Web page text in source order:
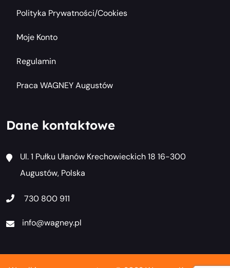
Polityka Prywatności/cookies
Moje Konto
Regulamin
Praca WAGNEY Augustów
Dane kontaktowe
Ul. 1 Pułku Ułanów Krechowieckich 18 16-300
Augustów, Polska
730 800 911
info@wagney.pl